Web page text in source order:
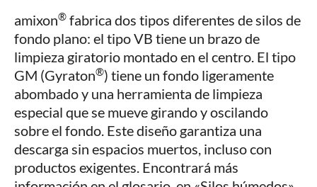
amixon® fabrica dos tipos diferentes de silos de
fondo plano: el tipo VB tiene un brazo de
limpieza giratorio montado en el centro. El tipo
GM (Gyraton®) tiene un fondo ligeramente
abombado y una herramienta de limpieza
especial que se mueve girando y oscilando
sobre el fondo. Este diseño garantiza una
descarga sin espacios muertos, incluso con
productos exigentes. Encontrará más